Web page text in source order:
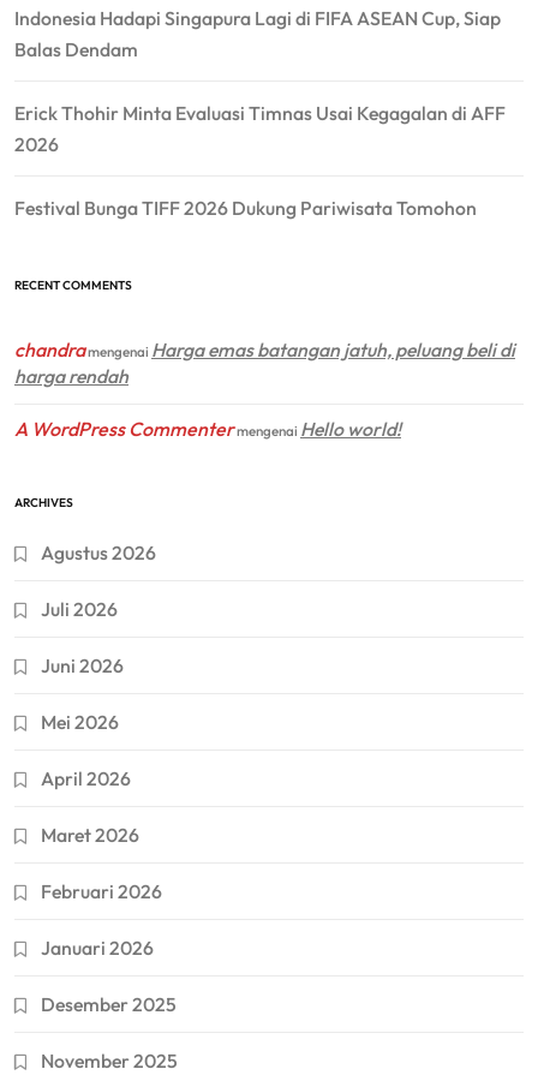
Indonesia Hadapi Singapura Lagi di FIFA ASEAN Cup, Siap
Balas Dendam
Erick Thohir Minta Evaluasi Timnas Usai Kegagalan di AFF
2026
Festival Bunga TIFF 2026 Dukung Pariwisata Tomohon
RECENT COMMENTS
chandramengenai Harga emas batangan jatuh, peluang beli di
harga rendah
A WordPress Commentermengenai Hello world!
ARCHIVES
Agustus 2026
Juli 2026
Juni 2026
Mei 2026
April 2026
Maret 2026
Februari 2026
Januari 2026
Desember 2025
November 2025